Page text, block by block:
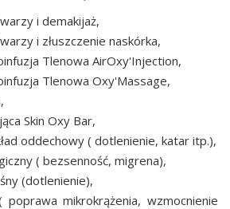
i demakijaż,
i złuszczenie naskórka,
Tlenowa AirOxy'Injection,
Tlenowa Oxy'Massage,
Skin Oxy Bar,
oddechowy ( dotlenienie, katar itp.),
( bezsenność, migrena),
(dotlenienie),
mikrokrążenia, wzmocnienie